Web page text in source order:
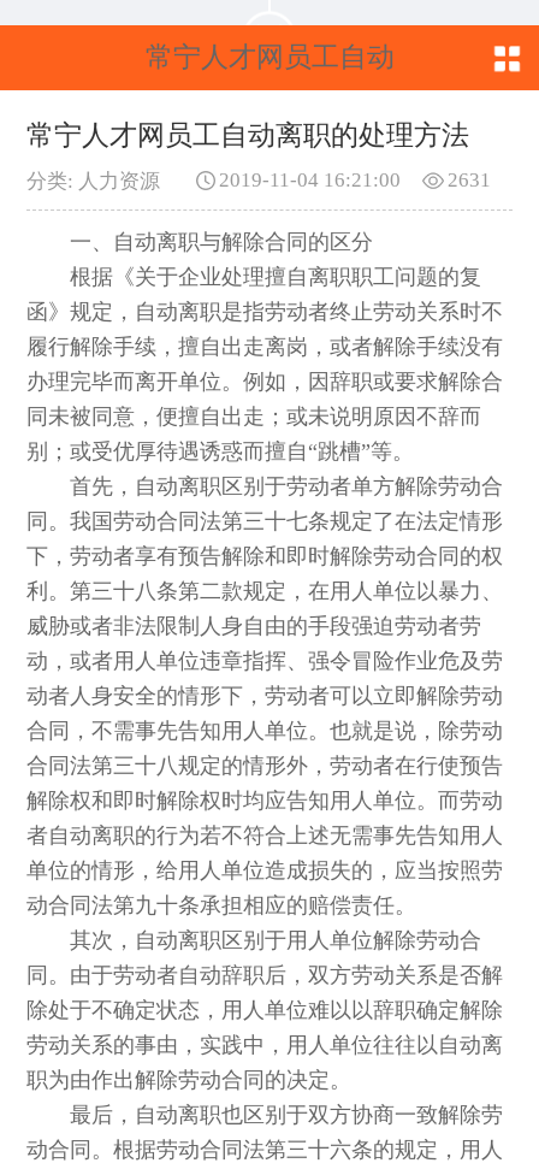
常宁人才网员工自动
离职的处理方法
常宁人才网员工自动离职的处理方法
分类: 人力资源 2631
2019-11-04 16:21:00
一、自动离职与解除合同的区分
根据《关于企业处理擅自离职职工问题的复
函》规定，自动离职是指劳动者终止劳动关系时不
履行解除手续，擅自出走离岗，或者解除手续没有
办理完毕而离开单位。例如，因辞职或要求解除合
同未被同意，便擅自出走；或未说明原因不辞而
别；或受优厚待遇诱惑而擅自“跳槽”等。
首先，自动离职区别于劳动者单方解除劳动合
同。我国劳动合同法第三十七条规定了在法定情形
下，劳动者享有预告解除和即时解除劳动合同的权
利。第三十八条第二款规定，在用人单位以暴力、
威胁或者非法限制人身自由的手段强迫劳动者劳
动，或者用人单位违章指挥、强令冒险作业危及劳
动者人身安全的情形下，劳动者可以立即解除劳动
合同，不需事先告知用人单位。也就是说，除劳动
合同法第三十八规定的情形外，劳动者在行使预告
解除权和即时解除权时均应告知用人单位。而劳动
者自动离职的行为若不符合上述无需事先告知用人
单位的情形，给用人单位造成损失的，应当按照劳
动合同法第九十条承担相应的赔偿责任。
其次，自动离职区别于用人单位解除劳动合
同。由于劳动者自动辞职后，双方劳动关系是否解
除处于不确定状态，用人单位难以以辞职确定解除
劳动关系的事由，实践中，用人单位往往以自动离
职为由作出解除劳动合同的决定。
最后，自动离职也区别于双方协商一致解除劳
动合同。根据劳动合同法第三十六条的规定，用人